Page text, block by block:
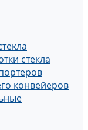
стекла
конвейеров